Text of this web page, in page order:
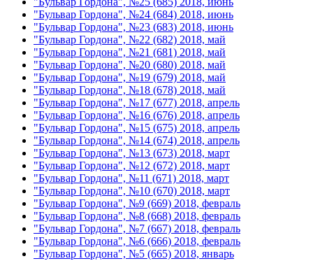
"Бульвар Гордона", №24 (684) 2018, июнь
"Бульвар Гордона", №23 (683) 2018, июнь
"Бульвар Гордона", №22 (682) 2018, май
"Бульвар Гордона", №21 (681) 2018, май
"Бульвар Гордона", №20 (680) 2018, май
"Бульвар Гордона", №19 (679) 2018, май
"Бульвар Гордона", №18 (678) 2018, май
"Бульвар Гордона", №17 (677) 2018, апрель
"Бульвар Гордона", №16 (676) 2018, апрель
"Бульвар Гордона", №15 (675) 2018, апрель
"Бульвар Гордона", №14 (674) 2018, апрель
"Бульвар Гордона", №13 (673) 2018, март
"Бульвар Гордона", №12 (672) 2018, март
"Бульвар Гордона", №11 (671) 2018, март
"Бульвар Гордона", №10 (670) 2018, март
"Бульвар Гордона", №9 (669) 2018, февраль
"Бульвар Гордона", №8 (668) 2018, февраль
"Бульвар Гордона", №7 (667) 2018, февраль
"Бульвар Гордона", №6 (666) 2018, февраль
"Бульвар Гордона", №5 (665) 2018, январь